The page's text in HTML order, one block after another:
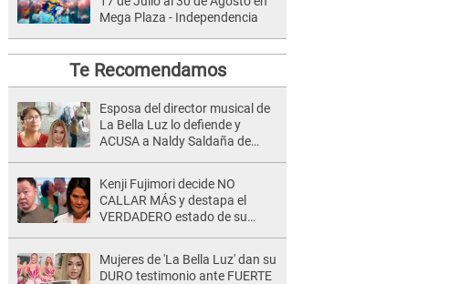
Mega Plaza - Independencia
Te Recomendamos
Esposa del director musical de
La Bella Luz lo defiende y
ACUSA a Naldy Saldaña de
Kenji Fujimori decide NO
CALLAR MÁS y destapa el
VERDADERO estado de su
suegra..."
Mujeres de 'La Bella Luz' dan su
DURO testimonio ante FUERTE